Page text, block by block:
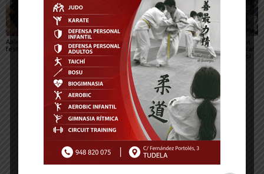
Ablitas abre el verano
festivo con sus peras
María Preciado,
concejala de Cadreita:
«Queremos unas fiestas
en las que todo el
mundo encuentre su
sitio»
Sendaviva presenta la
programación especial
del eclipse total de Sol
del 12 de agosto